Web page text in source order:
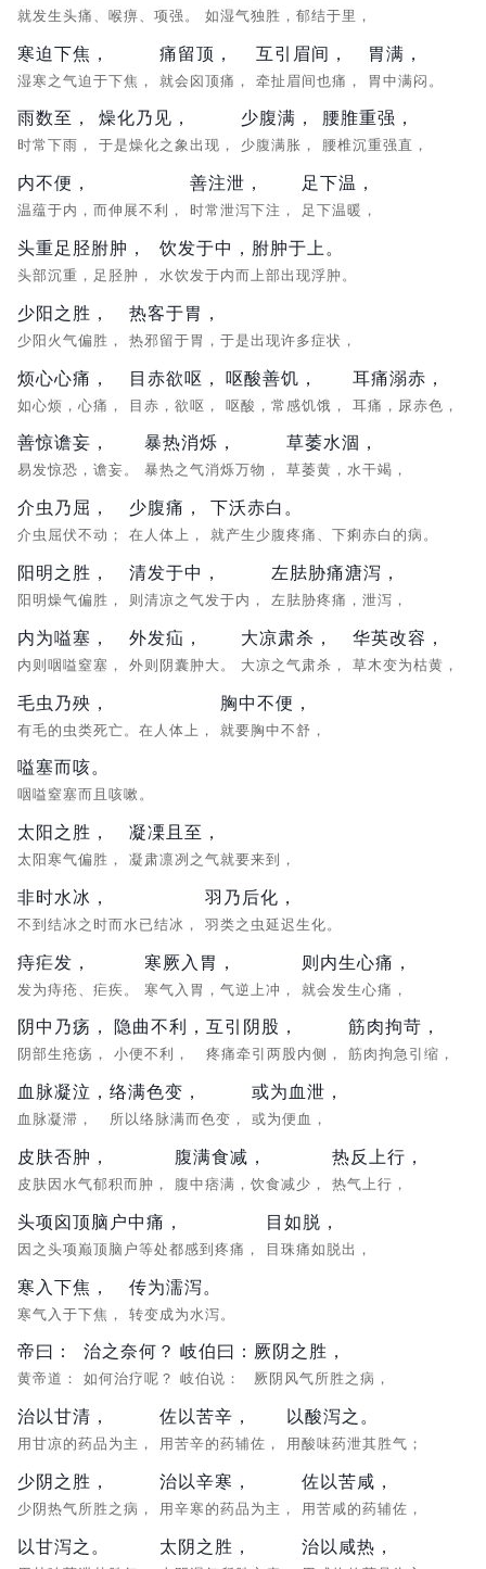
就发生头痛、喉痹、项强。 如湿气独胜，郁结于里，
寒迫下焦，
湿寒之气迫于下焦，
痛留顶，
就会囟顶痛，
互引眉间，
牵扯眉间也痛，
胃满，
胃中满闷。
雨数至，
时常下雨，
燥化乃见，
于是燥化之象出现，
少腹满，
少腹满胀，
腰脽重强，
腰椎沉重强直，
内不便，
温蕴于内，而伸展不利，
善注泄，
时常泄泻下注，
足下温，
足下温暖，
头重足胫胕肿，
头部沉重，足胫肿，
饮发于中，胕肿于上。
水饮发于内而上部出现浮肿。
少阳之胜，
少阳火气偏胜，
热客于胃，
热邪留于胃，于是出现许多症状，
烦心心痛，
如心烦，心痛，
目赤欲呕，
目赤，欲呕，
呕酸善饥，
呕酸，常感饥饿，
耳痛溺赤，
耳痛，尿赤色，
善惊谵妄，
易发惊恐，谵妄。
暴热消烁，
暴热之气消烁万物，
草萎水涸，
草萎黄，水干竭，
介虫乃屈，
介虫屈伏不动；
少腹痛，
在人体上，
下沃赤白。
就产生少腹疼痛、下痢赤白的病。
阳明之胜，
阳明燥气偏胜，
清发于中，
则清凉之气发于内，
左胠胁痛溏泻，
左胠胁疼痛，泄泻，
内为嗌塞，
内则咽嗌窒塞，
外发疝，
外则阴囊肿大。
大凉肃杀，
大凉之气肃杀，
华英改容，
草木变为枯黄，
毛虫乃殃，
有毛的虫类死亡。在人体上，
胸中不便，
就要胸中不舒，
嗌塞而咳。
咽嗌窒塞而且咳嗽。
太阳之胜，
太阳寒气偏胜，
凝凓且至，
凝肃凛冽之气就要来到，
非时水冰，
不到结冰之时而水已结冰，
羽乃后化，
羽类之虫延迟生化。
痔疟发，
发为痔疮、疟疾。
寒厥入胃，
寒气入胃，气逆上冲，
则内生心痛，
就会发生心痛，
阴中乃疡，
阴部生疮疡，
隐曲不利，
小便不利，
互引阴股，
疼痛牵引两股内侧，
筋肉拘苛，
筋肉拘急引缩，
血脉凝泣，
血脉凝滞，
络满色变，
所以络脉满而色变，
或为血泄，
或为便血，
皮肤否肿，
皮肤因水气郁积而肿，
腹满食减，
腹中痞满，饮食减少，
热反上行，
热气上行，
头项囟顶脑户中痛，
因之头项巅顶脑户等处都感到疼痛，
目如脱，
目珠痛如脱出，
寒入下焦，
寒气入于下焦，
传为濡泻。
转变成为水泻。
帝曰：
黄帝道：
治之奈何？
如何治疗呢？
岐伯曰：
岐伯说：
厥阴之胜，
厥阴风气所胜之病，
治以甘清，
用甘凉的药品为主，
佐以苦辛，
用苦辛的药辅佐，
以酸泻之。
用酸味药泄其胜气；
少阴之胜，
少阴热气所胜之病，
治以辛寒，
用辛寒的药品为主，
佐以苦咸，
用苦咸的药辅佐，
以甘泻之。 太阴之胜， 治以咸热，